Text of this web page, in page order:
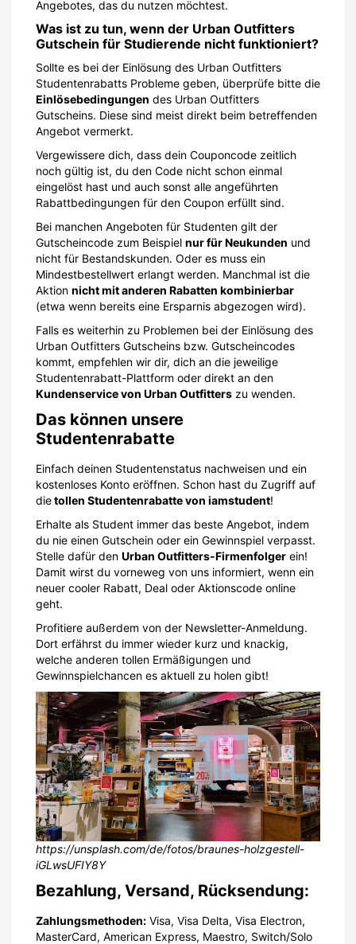
Angebotes, das du nutzen möchtest.
Was ist zu tun, wenn der Urban Outfitters
Gutschein für Studierende nicht funktioniert?
Sollte es bei der Einlösung des Urban Outfitters
Studentenrabatts Probleme geben, überprüfe bitte die
Einlösebedingungen des Urban Outfitters
Gutscheins. Diese sind meist direkt beim betreffenden
Angebot vermerkt.
Vergewissere dich, dass dein Couponcode zeitlich
noch gültig ist, du den Code nicht schon einmal
eingelöst hast und auch sonst alle angeführten
Rabattbedingungen für den Coupon erfüllt sind.
Bei manchen Angeboten für Studenten gilt der
Gutscheincode zum Beispiel nur für Neukunden und
nicht für Bestandskunden. Oder es muss ein
Mindestbestellwert erlangt werden. Manchmal ist die
Aktion nicht mit anderen Rabatten kombinierbar
(etwa wenn bereits eine Ersparnis abgezogen wird).
Falls es weiterhin zu Problemen bei der Einlösung des
Urban Outfitters Gutscheins bzw. Gutscheincodes
kommt, empfehlen wir dir, dich an die jeweilige
Studentenrabatt-Plattform oder direkt an den
Kundenservice von Urban Outfitters zu wenden.
Das können unsere
Studentenrabatte
Einfach deinen Studentenstatus nachweisen und ein
kostenloses Konto eröffnen. Schon hast du Zugriff auf
dietollen Studentenrabatte von iamstudent!
Erhalte als Student immer das beste Angebot, indem
du nie einen Gutschein oder ein Gewinnspiel verpasst.
Stelle dafür den Urban Outfitters-Firmenfolger ein!
Damit wirst du vorneweg von uns informiert, wenn ein
neuer cooler Rabatt, Deal oder Aktionscode online
geht.
Profitiere außerdem von der Newsletter-Anmeldung.
Dort erfährst du immer wieder kurz und knackig,
welche anderen tollen Ermäßigungen und
Gewinnspielchancen es aktuell zu holen gibt!
https://unsplash.com/de/fotos/braunes-holzgestell-
iGLwsUFIY8Y
Bezahlung, Versand, Rücksendung:
Zahlungsmethoden: Visa, Visa Delta, Visa Electron,
MasterCard, American Express, Maestro, Switch/Solo